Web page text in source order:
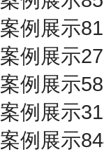
案例展示
案例展示
案例展示
案例展示
案例展示